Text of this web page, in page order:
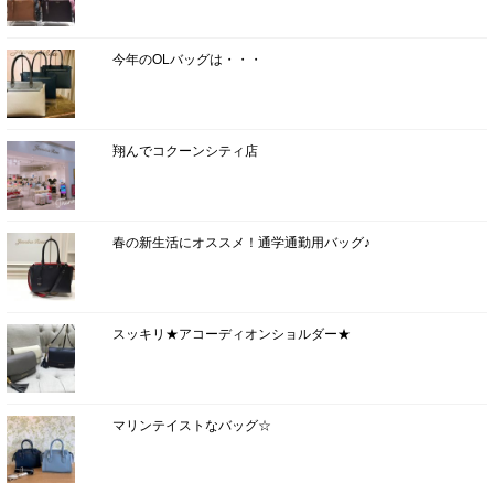
今年のOLバッグは・・・
翔んでコクーンシティ店
春の新生活にオススメ！通学通勤用バッグ♪
スッキリ★アコーディオンショルダー★
マリンテイストなバッグ☆